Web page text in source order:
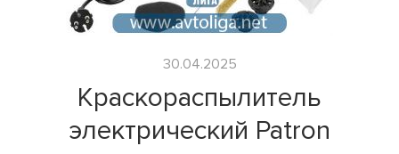
30.04.2025
Краскораспылитель
электрический Patron